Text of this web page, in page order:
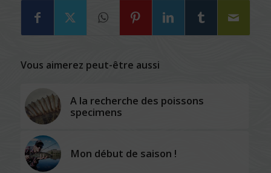
Vous aimerez peut-être aussi
A la recherche des poissons
specimens
Mon début de saison !